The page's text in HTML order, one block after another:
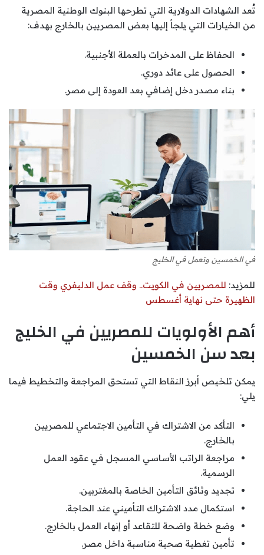
تُعد الشهادات الدولارية التي تطرحها البنوك الوطنية المصرية
من الخيارات التي يلجأ إليها بعض المصريين بالخارج بهدف:
الحفاظ على المدخرات بالعملة الأجنبية.
الحصول على عائد دوري.
بناء مصدر دخل إضافي بعد العودة إلى مصر.
في الخمسين وتعمل في الخليج
للمزيد: للمصريين في الكويت.. وقف عمل الدليفري وقت
الظهيرة حتى نهاية أغسطس
أهم الأولويات للمصريين في الخليج
بعد سن الخمسين
يمكن تلخيص أبرز النقاط التي تستحق المراجعة والتخطيط فيما
يلي:
التأكد من الاشتراك في التأمين الاجتماعي للمصريين
بالخارج.
مراجعة الراتب الأساسي المسجل في عقود العمل
الرسمية.
تجديد وثائق التأمين الخاصة بالمغتربين.
استكمال مدد الاشتراك التأميني عند الحاجة.
وضع خطة واضحة للتقاعد أو إنهاء العمل بالخارج.
تأمين تغطية صحية مناسبة داخل مصر.